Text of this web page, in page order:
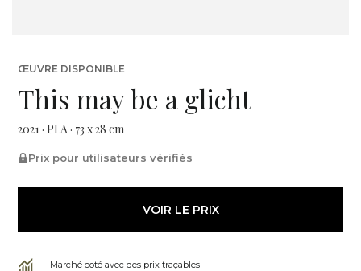
ŒUVRE DISPONIBLE
This may be a glicht
2021 · PLA · 73 x 28 cm
Prix pour utilisateurs vérifiés
VOIR LE PRIX
Marché coté avec des prix traçables